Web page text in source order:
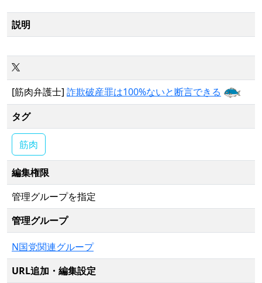
説明
[筋肉弁護士] 詐欺破産罪は100%ないと断言できる
タグ
筋肉
編集権限
管理グループを指定
管理グループ
N国党関連グループ
URL追加・編集設定